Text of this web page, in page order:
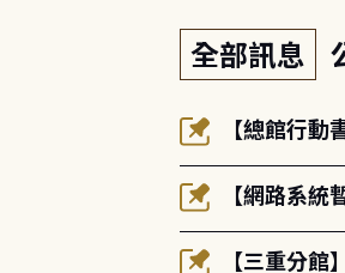
全部訊息
【總館行動
【網路系統
【三重分館